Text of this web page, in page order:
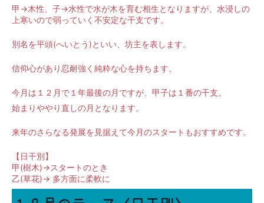
甲→木性、子→水性で水が木を育む相生となりますが、水浸しの
上寒いので弱っていく不安定な干支です。
別名を平頭(へいとう)といい、坊主を表します。
信仰心があり忍耐強く純粋な心を持ちます。
今月は１２月で１年最後の月ですが、甲子は１番の干支。
始まりややり直しの月となります。
来年のさらなる発展を見据えて今月のスタートもおすすめです。
【日干別】
甲(樹木)→スタートのとき
乙(草花)→ 多方面に柔軟に